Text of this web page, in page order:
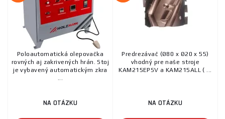
Poloautomatická olepovačka
rovných aj zakrivených hrán. Stoj
je vybavený automatickým zkra
...
NA OTÁZKU
Predrezávač (Ø80 x Ø20 x 55)
vhodný pre naše stroje
KAM215EPSV a KAM215ALL ( ...
NA OTÁZKU